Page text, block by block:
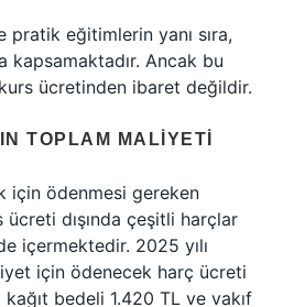
pratik eğitimlerin yanı sıra,
kapsamaktadır. Ancak bu
ücretinden ibaret değildir.
TOPLAM MALIYETI
için ödenmesi gereken
dışında çeşitli harçlar
içermektedir. 2025 yılı
için ödenecek harç ücreti
bedeli 1.420 TL ve vakıf